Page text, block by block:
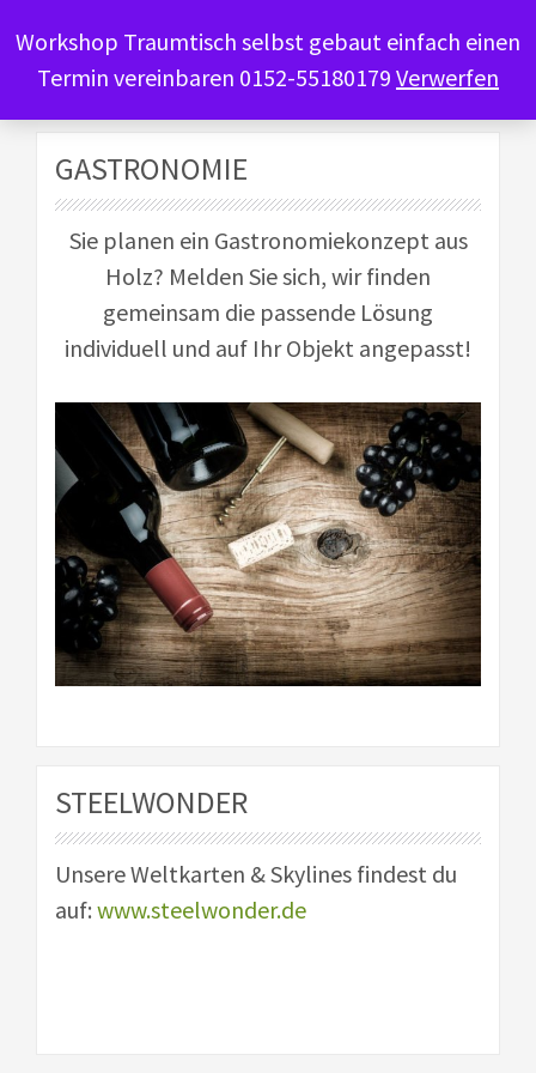
GASTRONOMIE
Sie planen ein Gastronomiekonzept aus
Holz? Melden Sie sich, wir finden
gemeinsam die passende Lösung
individuell und auf Ihr Objekt angepasst!
STEELWONDER
Unsere Weltkarten & Skylines findest du
auf: www.steelwonder.de
Workshop Traumtisch selbst gebaut einfach einen
Termin vereinbaren 0152-55180179 Verwerfen